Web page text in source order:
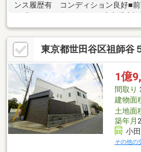
ンス履歴有 コンディション良好■前
間取り■開放感を楽しめるルーフバ
トストア砧環八通り店・・・徒歩7
ート砧城山通り店 ・
270m）■区立祖師谷小学校・・・徒
歳中学校・・・徒歩25分（約2000m
東京都世田谷区祖師谷
1億
間取り
建物面
土地面
築年月
小
その他の